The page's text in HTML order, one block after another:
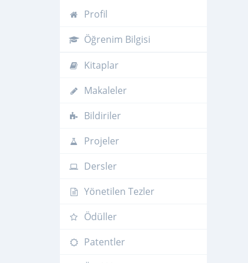
Profil
Öğrenim Bilgisi
Kitaplar
Makaleler
Bildiriler
Projeler
Dersler
Yönetilen Tezler
Ödüller
Patentler